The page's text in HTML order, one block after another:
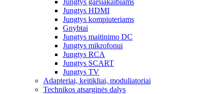
Jungtys garsiakalbiams
Jungtys HDMI
Jungtys kompiuteriams
Gnybtai
Jungtys maitinimo DC
Jungtys mikrofonui
Jungtys RCA
Jungtys SCART
Jungtys TV
Adapteriai, keitikliai, moduliatoriai
Technikos atsarginės dalys